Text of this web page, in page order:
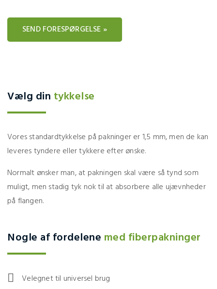
SEND FORESPØRGELSE »
Vælg din tykkelse
Vores standardtykkelse på pakninger er 1,5 mm, men de kan
leveres tyndere eller tykkere efter ønske.
Normalt ønsker man, at pakningen skal være så tynd som
muligt, men stadig tyk nok til at absorbere alle ujævnheder
på flangen.
Nogle af fordelene med fiberpakninger
Velegnet til universel brug